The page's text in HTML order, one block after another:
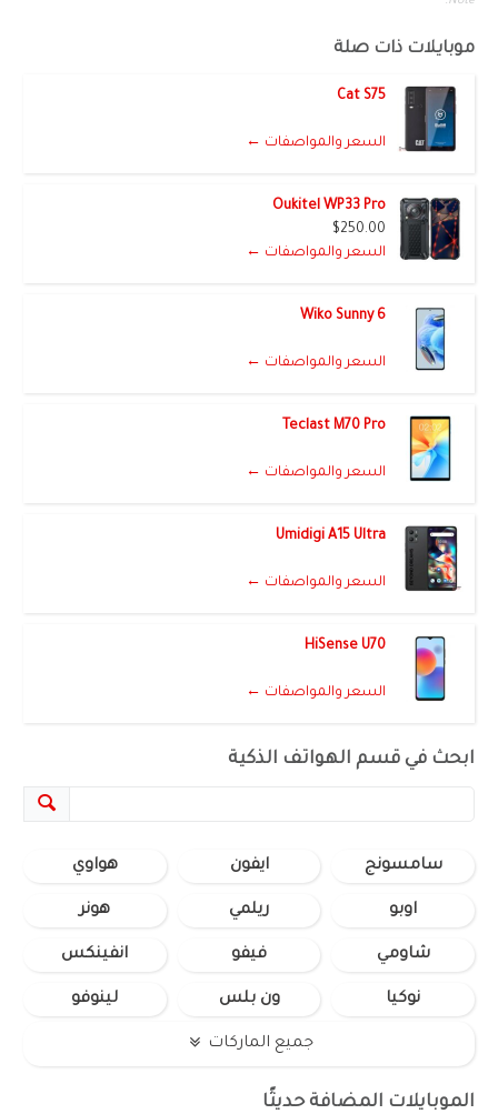
موبايلات ذات صلة
Cat S75
السعر والمواصفات ←
Oukitel WP33 Pro
$250.00
السعر والمواصفات ←
Wiko Sunny 6
السعر والمواصفات ←
Teclast M70 Pro
السعر والمواصفات ←
Umidigi A15 Ultra
السعر والمواصفات ←
HiSense U70
السعر والمواصفات ←
ابحث في قسم الهواتف الذكية
سامسونج ايفون هواوي
اوبو ريلمي هونر
شاومي فيفو انفينكس
نوكيا ون بلس لينوفو
جميع الماركات
الموبايلات المضافة حديثًا